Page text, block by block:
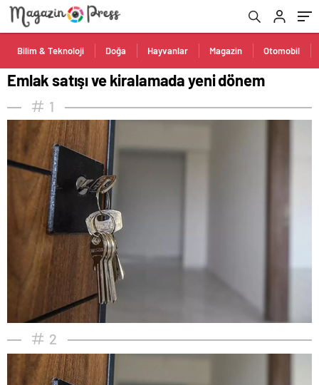
Bilim & Teknoloji Doğa Hayvanlar Magazin Otomobil
Emlak satışı ve kiralamada yeni dönem
1
2